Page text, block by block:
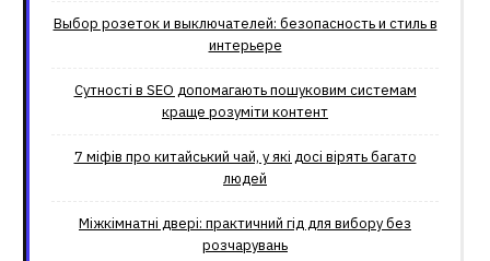
Выбор розеток и выключателей: безопасность и стиль в
интерьере
Сутності в SEO допомагають пошуковим системам
краще розуміти контент
7 міфів про китайський чай, у які досі вірять багато
людей
Міжкімнатні двері: практичний гід для вибору без
розчарувань